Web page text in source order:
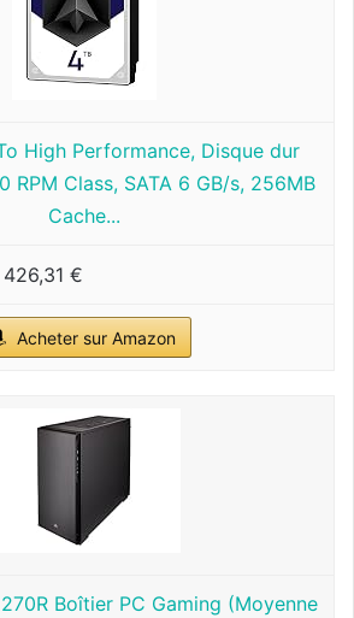
High Performance, Disque dur
RPM Class, SATA 6 GB/s, 256MB
Cache...
426,31 €
Acheter sur Amazon
Boîtier PC Gaming (Moyenne